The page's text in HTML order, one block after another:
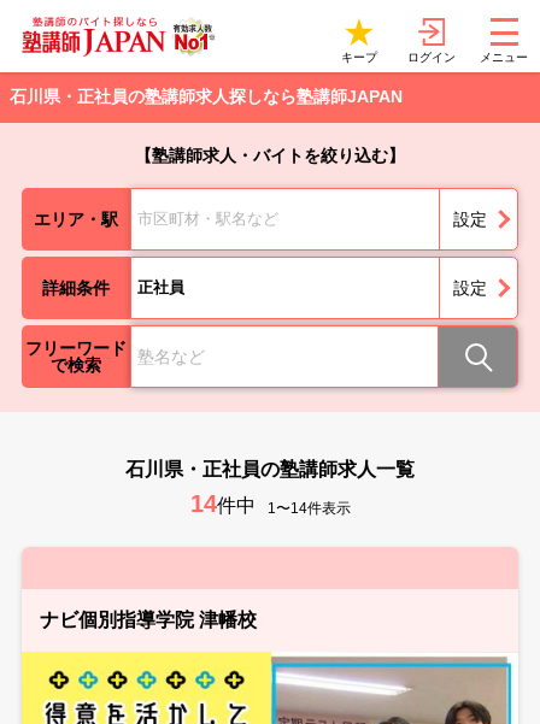
キープ ログイン メニュー
石川県・正社員の塾講師求人探しなら塾講師JAPAN
【塾講師求人・バイトを絞り込む】
エリア・駅 市区町材・駅名など 設定
詳細条件 正社員 設定
フリーワード
で検索
石川県・正社員の塾講師求人一覧
14件中 1〜14件表示
ナビ個別指導学院 津幡校